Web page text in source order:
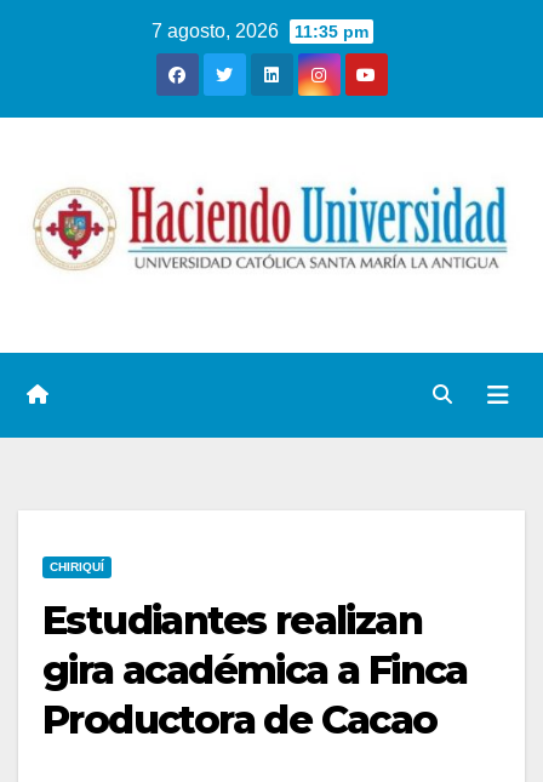
7 agosto, 2026 11:35 pm
CHIRIQUÍ
Estudiantes realizan
gira académica a Finca
Productora de Cacao